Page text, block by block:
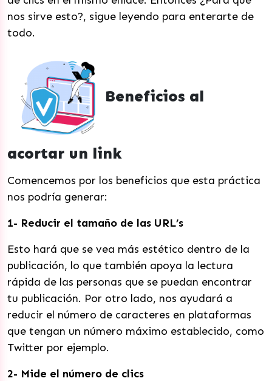
nos sirve esto?, sigue leyendo para enterarte de
todo.
Beneficios al
acortar un link
Comencemos por los beneficios que esta práctica
nos podría generar:
1- Reducir el tamaño de las URL’s
Esto hará que se vea más estético dentro de la
publicación, lo que también apoya la lectura
rápida de las personas que se puedan encontrar
tu publicación. Por otro lado, nos ayudará a
reducir el número de caracteres en plataformas
que tengan un número máximo establecido, como
Twitter por ejemplo.
2- Mide el número de clics